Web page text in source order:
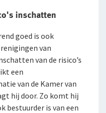
inschatten
goed is ook
van
van de risico’s
een
van de Kamer van
hij door. Zo komt hij
bestuurder is van een